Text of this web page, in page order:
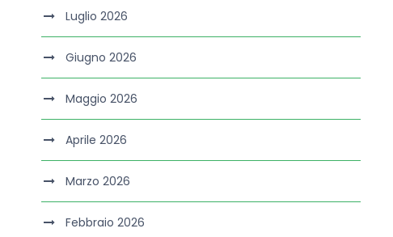
Luglio 2026
Giugno 2026
Maggio 2026
Aprile 2026
Marzo 2026
Febbraio 2026